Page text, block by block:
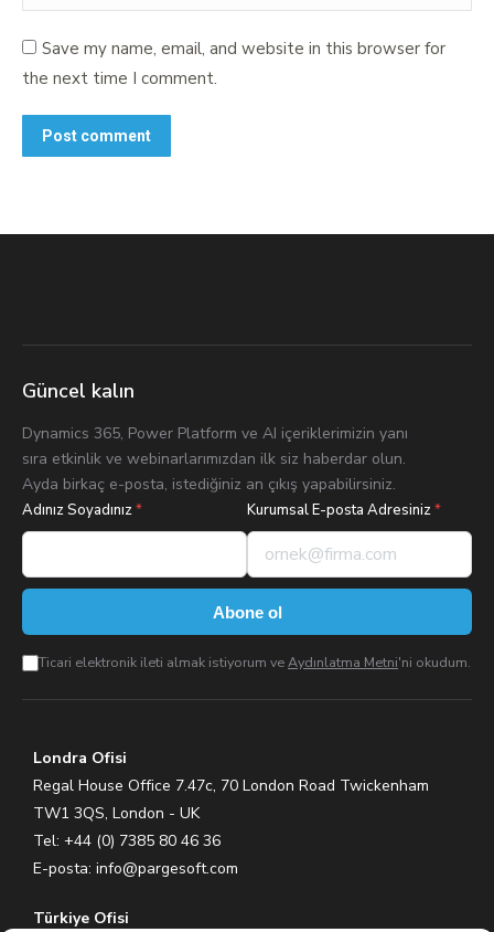
Save my name, email, and website in this browser for
the next time I comment.
Post comment
Güncel kalın
Dynamics 365, Power Platform ve AI içeriklerimizin yanı
sıra etkinlik ve webinarlarımızdan ilk siz haberdar olun.
Ayda birkaç e-posta, istediğiniz an çıkış yapabilirsiniz.
Adınız Soyadınız* Kurumsal E-posta Adresiniz*
Abone ol
Ticari elektronik ileti almak istiyorum veAydınlatma Metni'ni okudum.
Londra Ofisi
Regal House Office 7.47c, 70 London Road Twickenham
TW1 3QS, London - UK
Tel: +44 (0) 7385 80 46 36
E-posta: info@pargesoft.com
Türkiye Ofisi